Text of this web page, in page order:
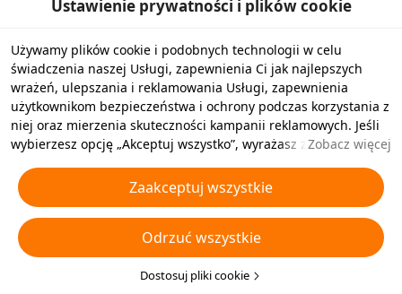
Ustawienie prywatności i plików cookie
Używamy plików cookie i podobnych technologii w celu
świadczenia naszej Usługi, zapewnienia Ci jak najlepszych
wrażeń, ulepszania i reklamowania Usługi, zapewnienia
użytkownikom bezpieczeństwa i ochrony podczas korzystania z
niej oraz mierzenia skuteczności kampanii reklamowych. Jeśli
wybierzesz opcję „Akceptuj wszystko”, wyrażasz zgodę na
oraz podobnych technologii na Twoim urządzeniu w celach
reklamowych. Możesz także wybrać opcję „Odrzucić wszystkie”,
aby odrzucić wszystkie nieistotne pliki cookie lub wybrać typy
plików cookie, które chcesz zaakceptować albo wyłączyć,
klikając opcję „Dostosuj pliki cookie” poniżej lub w dowolnej
chwili w ustawieniach prywatności. Aby uzyskać więcej
Zobacz więcej
Zaakceptuj wszystkie
Odrzuć wszystkie
Dostosuj pliki cookie